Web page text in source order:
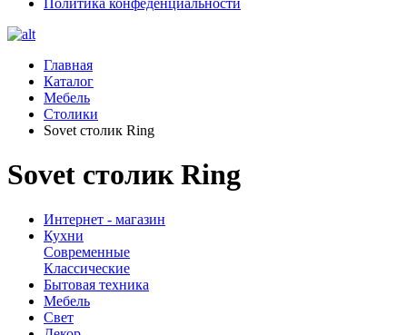
Политика конфеденциальности
Главная
Каталог
Мебель
Столики
Sovet столик Ring
Sovet столик Ring
Интернет - магазин
Кухни
Современные
Классические
Бытовая техника
Мебель
Свет